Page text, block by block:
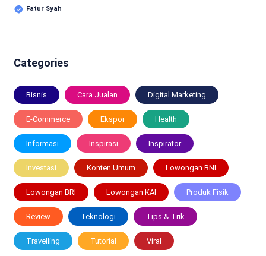
Fatur Syah
Categories
Bisnis Cara Jualan Digital Marketing
E-Commerce Ekspor Health
Informasi Inspirasi Inspirator
Investasi Konten Umum Lowongan BNI
Lowongan BRI Lowongan KAI Produk Fisik
Review Teknologi Tips & Trik
Travelling Tutorial Viral